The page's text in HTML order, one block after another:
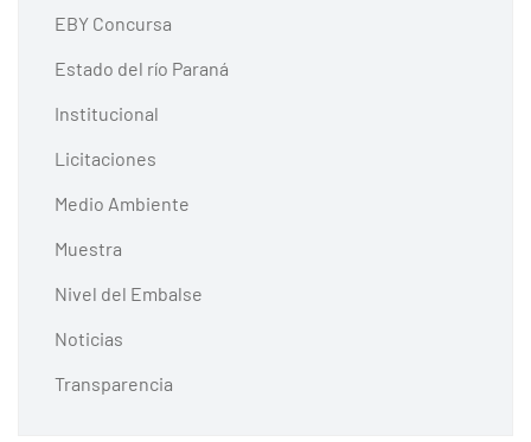
EBY Concursa
Estado del río Paraná
Institucional
Licitaciones
Medio Ambiente
Muestra
Nivel del Embalse
Noticias
Transparencia